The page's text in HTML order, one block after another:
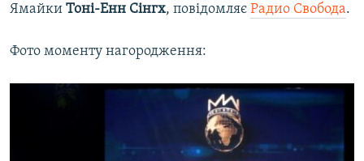
Усі сайти RFE/RL
Ямайки Тоні-Енн Сінгх, повідомляє Радио Свобода.
Фото моменту нагородження: